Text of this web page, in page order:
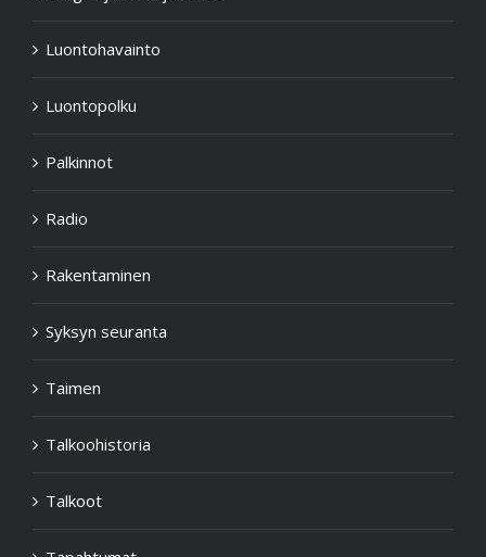
Longinoja Cafe
Longinojasta kirjoitettua
Luontohavainto
Luontopolku
Palkinnot
Radio
Rakentaminen
Syksyn seuranta
Taimen
Talkoohistoria